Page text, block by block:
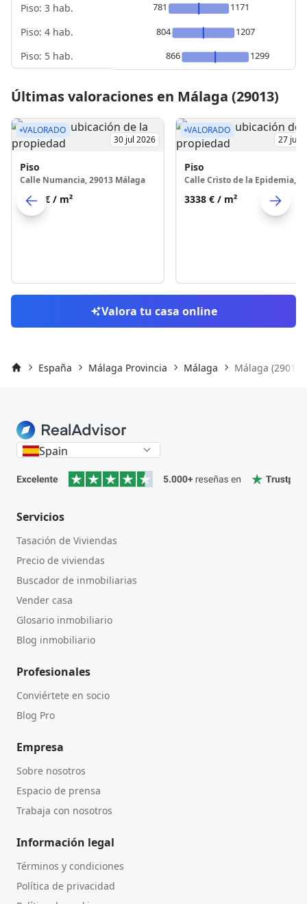
Piso: 3 hab.
Piso: 4 hab.
Piso: 5 hab.
781
1171
804
1207
866
1299
Últimas valoraciones en Málaga (29013)
VALORADO
30 jul 2026
Piso
Calle Numancia, 29013 Málaga
3480 € / m²
VALORADO
27 jul
Piso
3338 € / m²
Valora tu casa online
España Málaga Provincia Málaga Málaga (29013)
Spain
Servicios
Tasación de Viviendas
Precio de viviendas
Buscador de inmobiliarias
Vender casa
Glosario inmobiliario
Blog inmobiliario
Profesionales
Conviértete en socio
Blog Pro
Empresa
Sobre nosotros
Espacio de prensa
Trabaja con nosotros
Información legal
Términos y condiciones
Política de privacidad